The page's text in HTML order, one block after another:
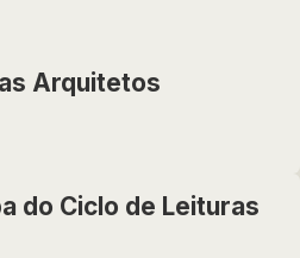
Arquitetos
do Ciclo de Leituras